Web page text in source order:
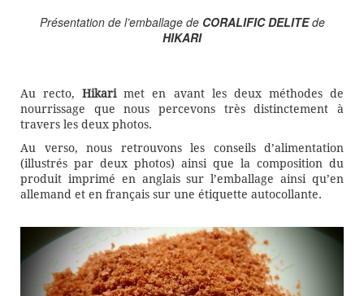
Présentation de l’emballage deCORALIFIC DELITEde
HIKARI
Au recto,Hikarimet en avant les deux méthodes de
nourrissage que nous percevons très distinctement à
travers les deux photos.
Au verso, nous retrouvons les conseils d’alimentation
(illustrés par deux photos) ainsi que la composition du
produit imprimé en anglais sur l’emballage ainsi qu’en
allemand et en français sur une étiquette autocollante.